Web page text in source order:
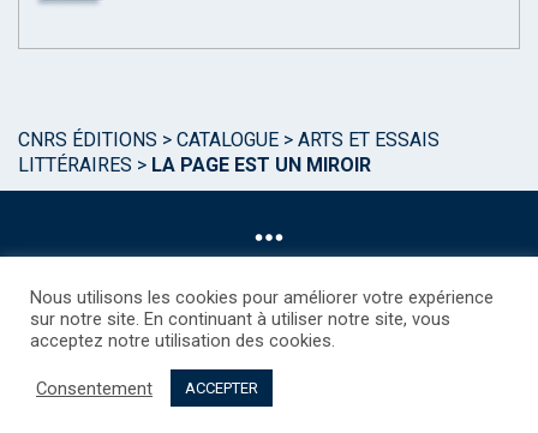
CNRS ÉDITIONS > CATALOGUE > ARTS ET ESSAIS
LITTÉRAIRES > LA PAGE EST UN MIROIR
©CNRS EDITIONS 2025
Droits étrangers / Foreign rights
Nous utilisons les cookies pour améliorer votre expérience
sur notre site. En continuant à utiliser notre site, vous
acceptez notre utilisation des cookies.
Consentement ACCEPTER